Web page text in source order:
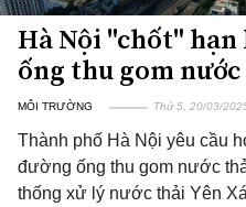
Hà Nội "chốt"
ống thu gom
MÔI TRƯỜNG Thứ 5, 20/03/
Thành phố Hà Nội yêu cầu
đường ống thu gom nước
thống xử lý nước thải Yên